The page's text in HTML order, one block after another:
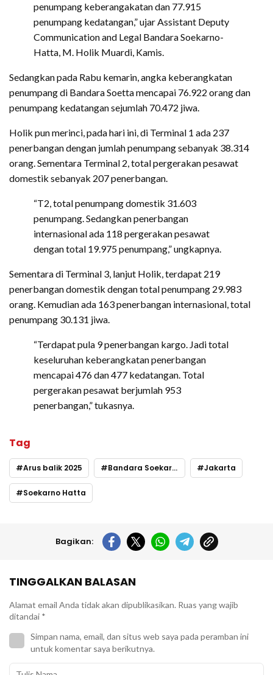
penumpang keberangakatan dan 77.915
penumpang kedatangan,” ujar Assistant Deputy
Communication and Legal Bandara Soekarno-
Hatta, M. Holik Muardi, Kamis.
Sedangkan pada Rabu kemarin, angka keberangkatan
penumpang di Bandara Soetta mencapai 76.922 orang dan
penumpang kedatangan sejumlah 70.472 jiwa.
Holik pun merinci, pada hari ini, di Terminal 1 ada 237
penerbangan dengan jumlah penumpang sebanyak 38.314
orang. Sementara Terminal 2, total pergerakan pesawat
domestik sebanyak 207 penerbangan.
“T2, total penumpang domestik 31.603
penumpang. Sedangkan penerbangan
internasional ada 118 pergerakan pesawat
dengan total 19.975 penumpang,” ungkapnya.
Sementara di Terminal 3, lanjut Holik, terdapat 219
penerbangan domestik dengan total penumpang 29.983
orang. Kemudian ada 163 penerbangan internasional, total
penumpang 30.131 jiwa.
“Terdapat pula 9 penerbangan kargo. Jadi total
keseluruhan keberangkatan penerbangan
mencapai 476 dan 477 kedatangan. Total
pergerakan pesawat berjumlah 953
penerbangan,” tukasnya.
Tag
Arus balik 2025 Bandara Soekarno-Hatta Jakarta
Soekarno Hatta
Bagikan:
TINGGALKAN BALASAN
Alamat email Anda tidak akan dipublikasikan. Ruas yang wajib
ditandai *
Simpan nama, email, dan situs web saya pada peramban ini
untuk komentar saya berikutnya.